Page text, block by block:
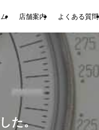
店舗案内 よくある質問
た。